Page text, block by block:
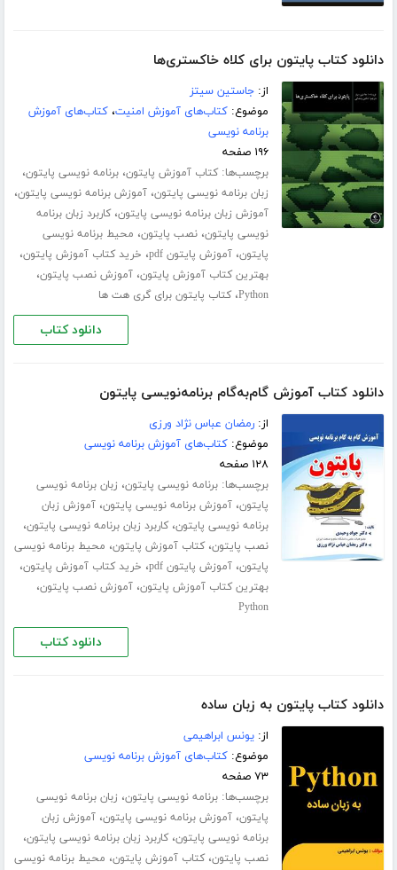
دانلود کتاب پایتون برای کلاه خاکستری‌ها
از:جاستین سیتز
موضوع:کتاب‌های آموزش امنیت،کتاب‌های آموزش
برنامه نویسی
۱۹۶ صفحه
برچسب‌ها:کتاب آموزش پایتون،برنامه نویسی پایتون،
زبان برنامه نویسی پایتون،آموزش برنامه نویسی پایتون،
آموزش زبان برنامه نویسی پایتون،کاربرد زبان برنامه
نویسی پایتون،نصب پایتون، محیط برنامه نویسی
پایتون،آموزش پایتون pdf ، خرید کتاب آموزش پایتون،
بهترین کتاب آموزش پایتون،آموزش نصب پایتون،
Python،کتاب پایتون برای گری هت ها
دانلود کتاب
دانلود کتاب آموزش گام‌به‌گام برنامه‌نویسی پایتون
از:رمضان عباس نژاد ورزی
موضوع:کتاب‌های آموزش برنامه نویسی
۱۲۸ صفحه
برچسب‌ها:برنامه نویسی پایتون، زبان برنامه نویسی
پایتون،آموزش برنامه نویسی پایتون،آموزش زبان
برنامه نویسی پایتون،کاربرد زبان برنامه نویسی پایتون،
نصب پایتون،کتاب آموزش پایتون، محیط برنامه نویسی
پایتون،آموزش پایتون pdf ، خرید کتاب آموزش پایتون،
بهترین کتاب آموزش پایتون،آموزش نصب پایتون،
Python
دانلود کتاب
دانلود کتاب پایتون به زبان ساده
از:یونس ابراهیمی
موضوع:کتاب‌های آموزش برنامه نویسی
۷۳ صفحه
برچسب‌ها:برنامه نویسی پایتون، زبان برنامه نویسی
پایتون،آموزش برنامه نویسی پایتون،آموزش زبان
برنامه نویسی پایتون،کاربرد زبان برنامه نویسی پایتون،
نصب پایتون،کتاب آموزش پایتون، محیط برنامه نویسی